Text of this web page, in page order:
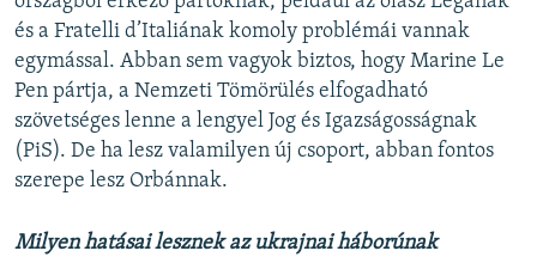
és a Fratelli d’Italiának komoly problémái vannak
egymással. Abban sem vagyok biztos, hogy Marine Le
Pen pártja, a Nemzeti Tömörülés elfogadható
szövetséges lenne a lengyel Jog és Igazságosságnak
(PiS). De ha lesz valamilyen új csoport, abban fontos
szerepe lesz Orbánnak.
Milyen hatásai lesznek az ukrajnai háborúnak